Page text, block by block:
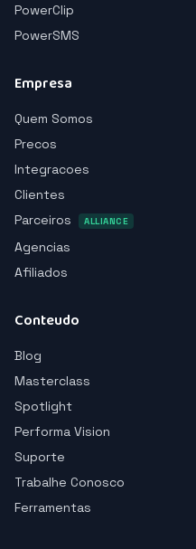
PowerClip
PowerSMS
Empresa
Quem Somos
Precos
Integracoes
Clientes
Parceiros
ALLIANCE
Agencias
Afiliados
Conteudo
Blog
Masterclass
Spotlight
Performa Vision
Suporte
Trabalhe Conosco
Ferramentas